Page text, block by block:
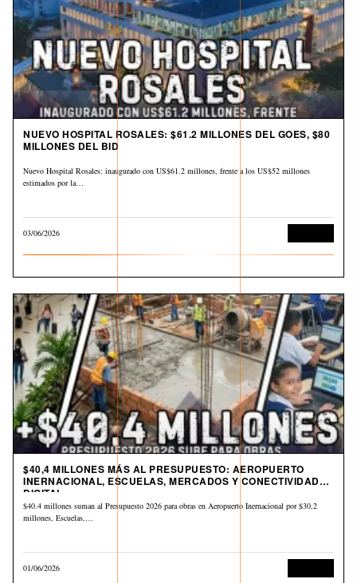
NUEVO HOSPITAL ROSALES: $61.2 MILLONES DEL GOES, $80
MILLONES DEL BID
Nuevo Hospital Rosales: inaugurado con US$61.2 millones, frente a los US$52 millones
estimados por la…
03/06/2026
$40,4 MILLONES MÁS AL PRESUPUESTO: AEROPUERTO
INERNACIONAL, ESCUELAS, MERCADOS Y CONECTIVIDAD
DIGITAL
$40.4 millones suman al Presupuesto 2026 para obras en Aeropuerto Inernacional por $30,2
millones, Escuelas,…
01/06/2026